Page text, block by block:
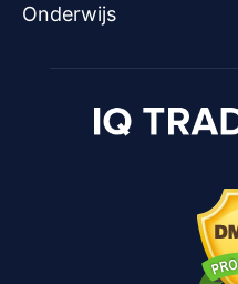
Onderwijs